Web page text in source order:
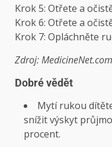
Krok 5: Otřete a
Krok 6: Otřete a
Krok 7: Opláchněte
Zdroj: MedicineNet.com
Dobré vědět
Mytí rukou
snížit výskyt
procent.